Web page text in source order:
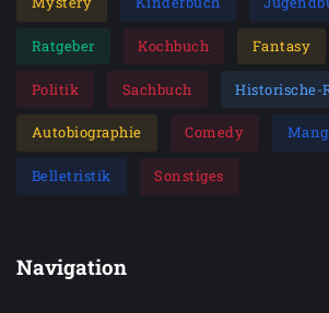
Ratgeber Kochbuch Fantasy
Politik Sachbuch Historische-
Autobiographie Comedy
Belletristik Sonstiges
Navigation